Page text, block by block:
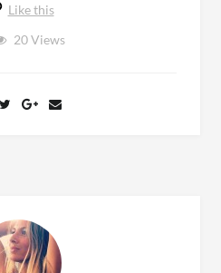
Like this
20Views